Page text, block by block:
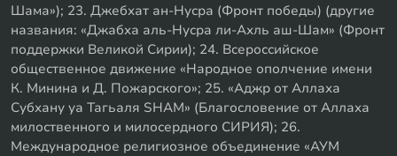
Шама»); 23. Джебхат ан-Нусра (Фронт победы) (другие
названия: «Джабха аль-Нусра ли-Ахль аш-Шам» (Фронт
поддержки Великой Сирии); 24. Всероссийское
общественное движение «Народное ополчение имени
К. Минина и Д. Пожарского»; 25. «Аджр от Аллаха
Субхану уа Тагьаля SHAM» (Благословение от Аллаха
милоственного и милосердного СИРИЯ); 26.
Международное религиозное объединение «АУМ